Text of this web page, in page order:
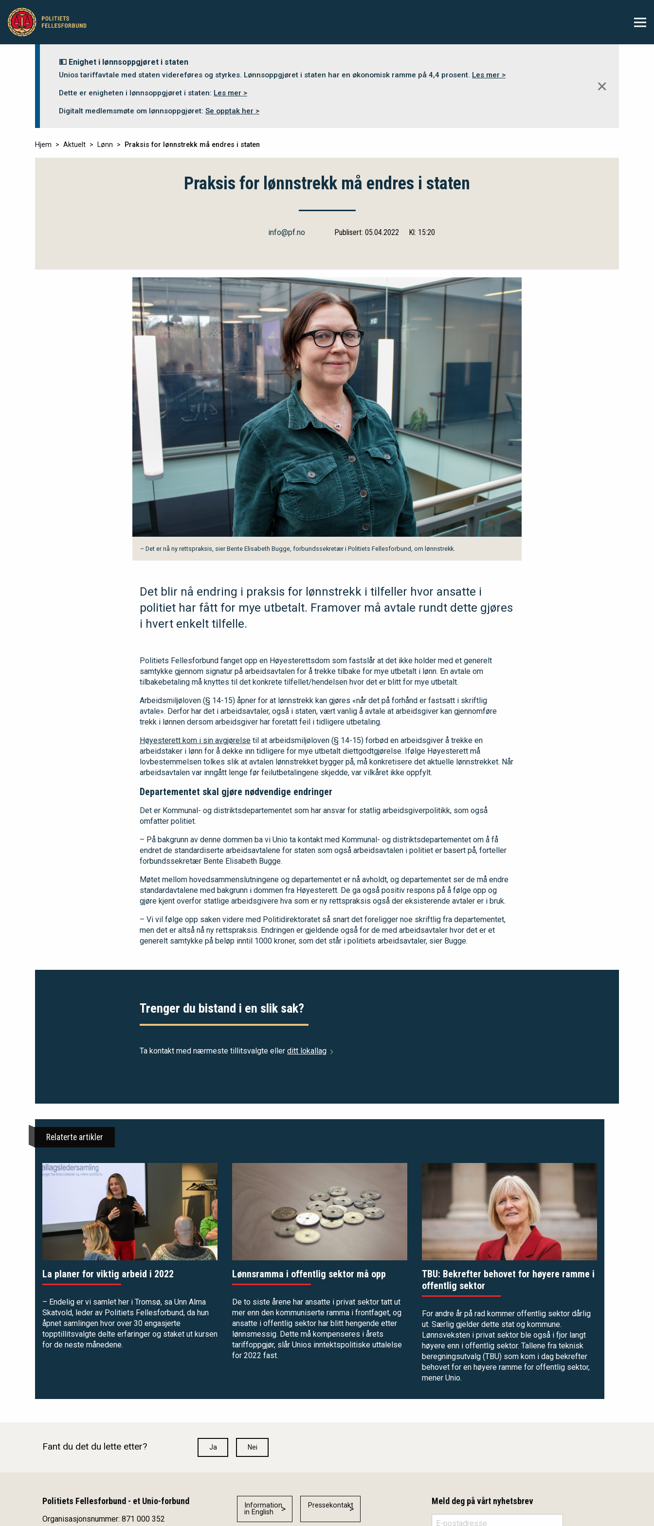
💵 Enighet i lønnsoppgjøret i staten
Unios tariffavtale med staten videreføres og styrkes. Lønnsoppgjøret i staten har en økonomisk ramme på 4,4 prosent. Les mer >
Dette er enigheten i lønnsoppgjøret i staten: Les mer >
Digitalt medlemsmøte om lønnsoppgjøret: Se opptak her >
✕
Hjem Aktuelt Lønn Praksis for lønnstrekk må endres i staten
Praksis for lønnstrekk må endres i staten
info@pf.no Publisert: 05.04.2022 Kl: 15:20
– Det er nå ny rettspraksis, sier Bente Elisabeth Bugge, forbundssekretær i Politiets Fellesforbund, om lønnstrekk.
Det blir nå endring i praksis for lønnstrekk i tilfeller hvor ansatte i
politiet har fått for mye utbetalt. Framover må avtale rundt dette gjøres
i hvert enkelt tilfelle.
Politiets Fellesforbund fanget opp en Høyesterettsdom som fastslår at det ikke holder med et generelt
samtykke gjennom signatur på arbeidsavtalen for å trekke tilbake for mye utbetalt i lønn. En avtale om
tilbakebetaling må knyttes til det konkrete tilfellet/hendelsen hvor det er blitt for mye utbetalt.
Arbeidsmiljøloven (§ 14-15) åpner for at lønnstrekk kan gjøres «når det på forhånd er fastsatt i skriftlig
avtale». Derfor har det i arbeidsavtaler, også i staten, vært vanlig å avtale at arbeidsgiver kan gjennomføre
trekk i lønnen dersom arbeidsgiver har foretatt feil i tidligere utbetaling.
Høyesterett kom i sin avgjørelse til at arbeidsmiljøloven (§ 14-15) forbød en arbeidsgiver å trekke en
arbeidstaker i lønn for å dekke inn tidligere for mye utbetalt diettgodtgjørelse. Ifølge Høyesterett må
lovbestemmelsen tolkes slik at avtalen lønnstrekket bygger på, må konkretisere det aktuelle lønnstrekket. Når
arbeidsavtalen var inngått lenge før feilutbetalingene skjedde, var vilkåret ikke oppfylt.
Departementet skal gjøre nødvendige endringer
Det er Kommunal- og distriktsdepartementet som har ansvar for statlig arbeidsgiverpolitikk, som også
omfatter politiet.
– På bakgrunn av denne dommen ba vi Unio ta kontakt med Kommunal- og distriktsdepartementet om å få
endret de standardiserte arbeidsavtalene for staten som også arbeidsavtalen i politiet er basert på, forteller
forbundssekretær Bente Elisabeth Bugge.
Møtet mellom hovedsammenslutningene og departementet er nå avholdt, og departementet ser de må endre
standardavtalene med bakgrunn i dommen fra Høyesterett. De ga også positiv respons på å følge opp og
gjøre kjent overfor statlige arbeidsgivere hva som er ny rettspraksis også der eksisterende avtaler er i bruk.
– Vi vil følge opp saken videre med Politidirektoratet så snart det foreligger noe skriftlig fra departementet,
men det er altså nå ny rettspraksis. Endringen er gjeldende også for de med arbeidsavtaler hvor det er et
generelt samtykke på beløp inntil 1000 kroner, som det står i politiets arbeidsavtaler, sier Bugge.
Trenger du bistand i en slik sak?
Ta kontakt med nærmeste tillitsvalgte eller ditt lokallag
Relaterte artikler
La planer for viktig arbeid i 2022
– Endelig er vi samlet her i Tromsø, sa Unn Alma
Skatvold, leder av Politiets Fellesforbund, da hun
åpnet samlingen hvor over 30 engasjerte
topptillitsvalgte delte erfaringer og staket ut kursen
for de neste månedene.
Lønnsramma i offentlig sektor må opp
De to siste årene har ansatte i privat sektor tatt ut
mer enn den kommuniserte ramma i frontfaget, og
ansatte i offentlig sektor har blitt hengende etter
lønnsmessig. Dette må kompenseres i årets
tariffoppgjør, slår Unios inntektspolitiske uttalelse
for 2022 fast.
TBU: Bekrefter behovet for høyere ramme i
offentlig sektor
For andre år på rad kommer offentlig sektor dårlig
ut. Særlig gjelder dette stat og kommune.
Lønnsveksten i privat sektor ble også i fjor langt
høyere enn i offentlig sektor. Tallene fra teknisk
beregningsutvalg (TBU) som kom i dag bekrefter
behovet for en høyere ramme for offentlig sektor,
mener Unio.
Fant du det du lette etter? Ja Nei
Politiets Fellesforbund - et Unio-forbund
Organisasjonsnummer: 871 000 352
Information
in English
Pressekontakt Meld deg på vårt nyhetsbrev